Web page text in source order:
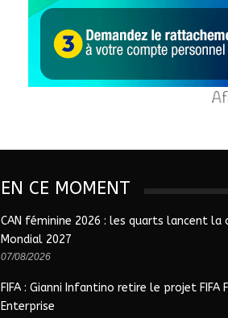
EN CE MOMENT
CAN féminine 2026 : les quarts lancent la
Mondial 2027
07/08/2026
FIFA : Gianni Infantino retire le projet FIFA
Enterprise